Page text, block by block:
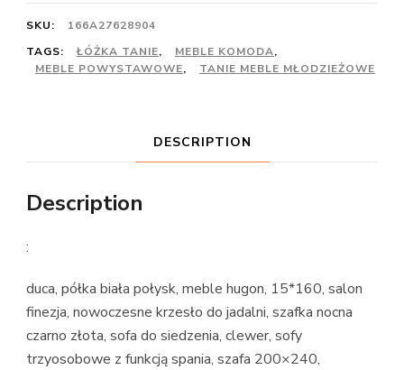
SKU:
166A27628904
TAGS:
ŁÓŻKA TANIE, MEBLE KOMODA,
MEBLE POWYSTAWOWE, TANIE MEBLE MŁODZIEŻOWE
DESCRIPTION
Description
:
duca, półka biała połysk, meble hugon, 15*160, salon
finezja, nowoczesne krzesło do jadalni, szafka nocna
czarno złota, sofa do siedzenia, clewer, sofy
trzyosobowe z funkcją spania, szafa 200×240,